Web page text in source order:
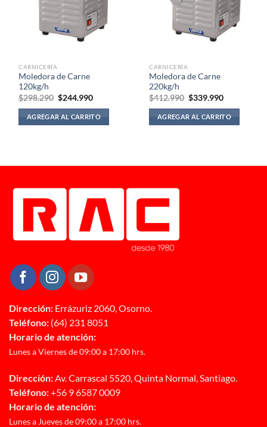
CARNICERÍA
Moledora de Carne
120kg/h
$298.290 El
original
era:
$298.290.
$244.990El
actual
es:
$244.990.
AGREGAR AL CARRITO
CARNICERÍA
Moledora de Carne
220kg/h
$412.990 El
original
era:
$412.990.
$339.990El
actual
es:
$339.990.
AGREGAR AL CARRITO
Dirección: Errázuriz 2060, Osorno.
Teléfono: (64) 231 8051
Horario de atención:
Lunes a Viernes de 09:00 a 17:00 hrs.
Dirección: Av. Carrascal 5520, Quinta Normal, Santiago.
Teléfono:+56 9 6587 0009
Horario de atención:
Lunes a Jueves de 09:00 a 17:00 hrs.